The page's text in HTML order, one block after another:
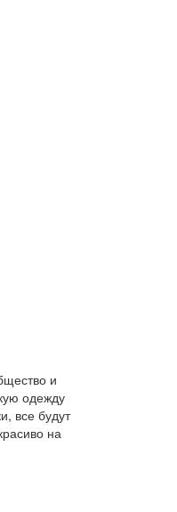
и
одежду
все будут
на